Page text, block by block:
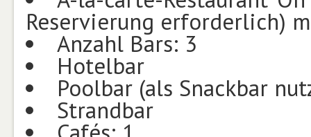
Reservierung erforderlich)
Anzahl Bars: 3
Hotelbar
Poolbar (als Snackbar
Strandbar